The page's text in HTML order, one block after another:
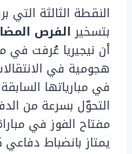
النقطة الثالثة
بتسخير الفرص
أن نيجيريا عُرفت في
هجومية في
في مبارياتها
التحوّل بسرعة من
مفتاح الفوز في
يمتاز بانضباط دفاعي